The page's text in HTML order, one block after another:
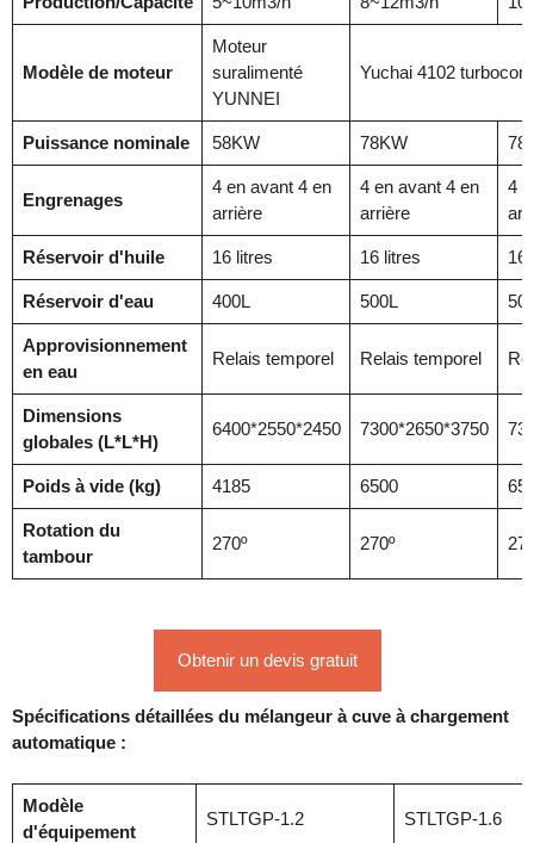
Modèle de moteur
Moteur
suralimenté
YUNNEI
Yuchai 4102
Puissance nominale 58KW 78KW
Engrenages
4 en avant 4 en
arrière
4 en avant 4 en
arrière
4
Réservoir d'huile 16 litres 16 litres 16
Réservoir d'eau 400L 500L
Approvisionnement
en eau
Relais temporel Relais temporel
Dimensions
globales (L*L*H)
6400*2550*2450 7300*2650*3750
Poids à vide (kg) 4185 6500
Rotation du
tambour
270º 270º
Obtenir un devis gratuit
Spécifications détaillées du mélangeur à cuve à chargement
automatique :
Modèle
d'équipement
STLTGP-1.2 STLTGP-1.6